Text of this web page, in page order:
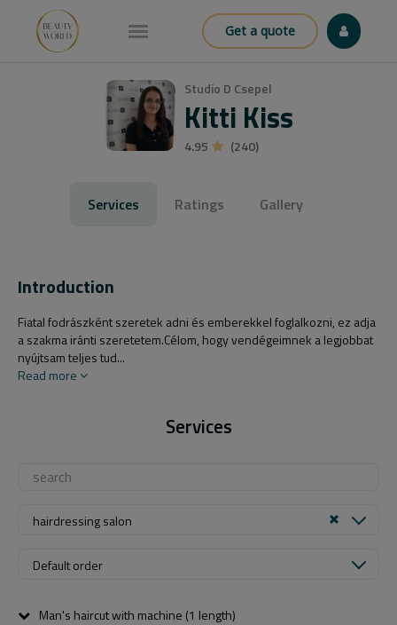
Get a quote
Studio D Csepel
Kitti Kiss
4.95 (240)
Services Ratings Gallery
Introduction
Fiatal fodrászként szeretek adni és emberekkel foglalkozni, ez adja
a szakma iránti szeretetem.Célom, hogy vendégeimnek a legjobbat
nyújtsam teljes tud...
Read more
Services
hairdressing salon
Default order
Man's haircut with machine (1 length)